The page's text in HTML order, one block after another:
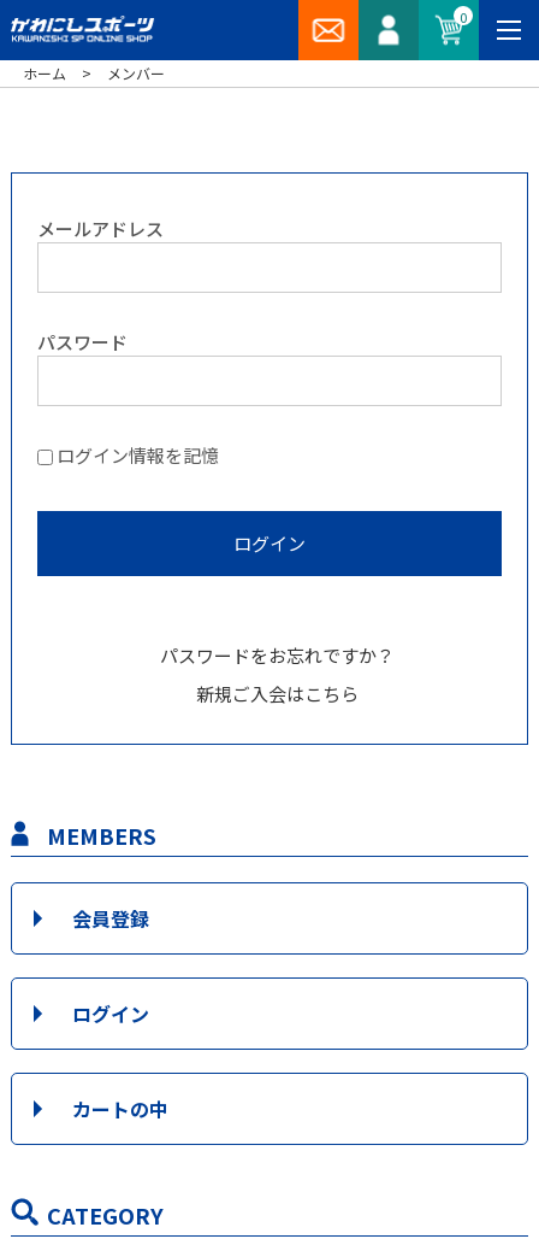
0
ホーム > メンバー
MEMBERS
会員登録
ログイン
カートの中
CATEGORY
メールアドレス
パスワード
ログイン情報を記憶
パスワードをお忘れですか？
新規ご入会はこちら